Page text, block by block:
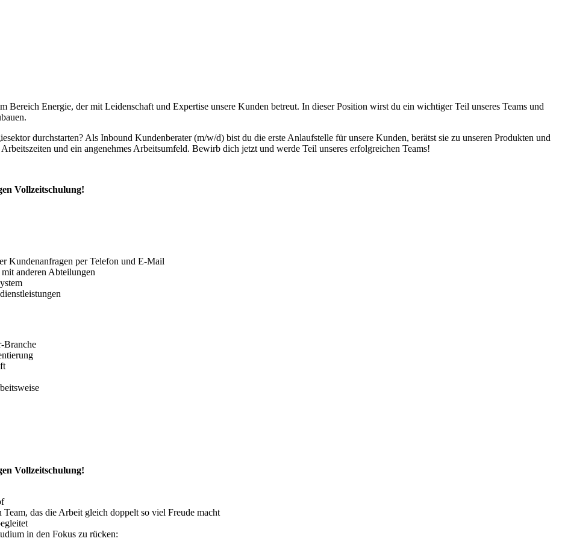
Bereich Energie, der mit Leidenschaft und Expertise unsere Kunden betreut. In dieser Position wirst du ein wichtiger Teil unseres Teams und
durchstarten? Als Inbound Kundenberater (m/w/d) bist du die erste Anlaufstelle für unsere Kunden, berätst sie zu unseren Produkten und
und ein angenehmes Arbeitsumfeld. Bewirb dich jetzt und werde Teil unseres erfolgreichen Teams!
Vollzeitschulung!
Kundenanfragen per Telefon und E-Mail
anderen Abteilungen
Branche
Vollzeitschulung!
das die Arbeit gleich doppelt so viel Freude macht
in den Fokus zu rücken: